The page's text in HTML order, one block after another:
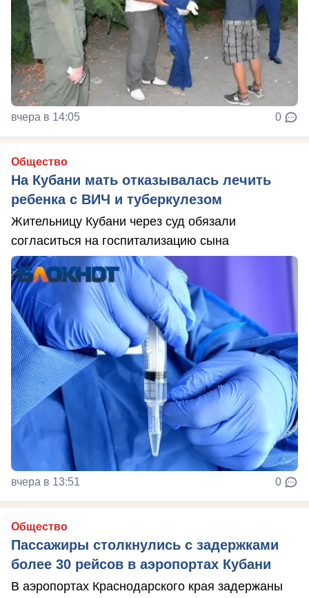
вчера в 14:05 0
Общество
На Кубани мать отказывалась лечить
ребенка с ВИЧ и туберкулезом
Жительницу Кубани через суд обязали
согласиться на госпитализацию сына
вчера в 13:51 0
Общество
Пассажиры столкнулись с задержками
более 30 рейсов в аэропортах Кубани
В аэропортах Краснодарского края задержаны